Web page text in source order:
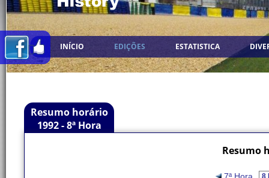
INÍCIO EDIÇÕES ESTATISTICA
Resumo horário
1992 - 8ª Hora
Resumo